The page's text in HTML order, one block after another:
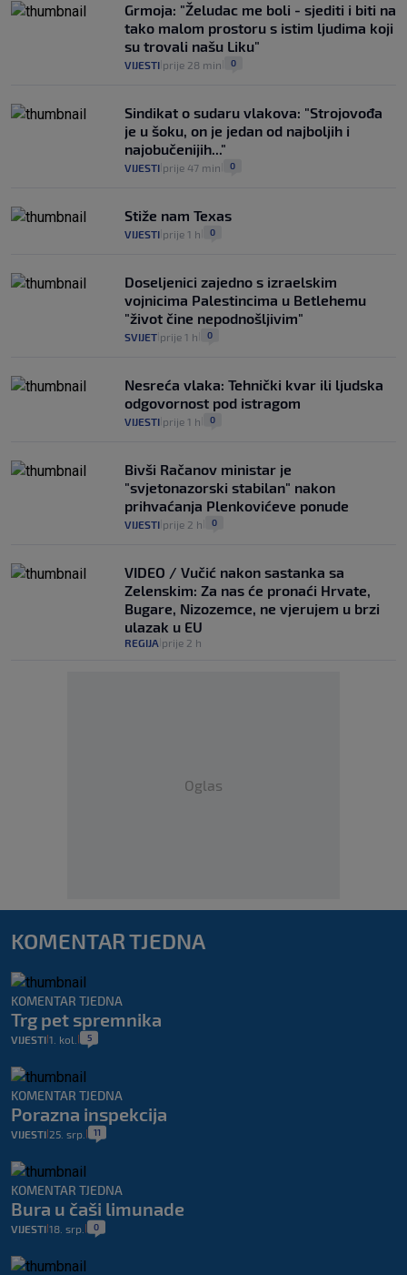
Grmoja: "Želudac me boli - sjediti i biti na
tako malom prostoru s istim ljudima koji
su trovali našu Liku"
VIJESTI prije 28 min 0
Sindikat o sudaru vlakova: "Strojovođa
je u šoku, on je jedan od najboljih i
najobučenijih..."
VIJESTI prije 47 min 0
Stiže nam Texas
VIJESTI prije 1 h 0
Doseljenici zajedno s izraelskim
vojnicima Palestincima u Betlehemu
"život čine nepodnošljivim"
SVIJET prije 1 h 0
Nesreća vlaka: Tehnički kvar ili ljudska
odgovornost pod istragom
VIJESTI prije 1 h 0
Bivši Račanov ministar je
"svjetonazorski stabilan" nakon
prihvaćanja Plenkovićeve ponude
VIJESTI prije 2 h 0
VIDEO / Vučić nakon sastanka sa
Zelenskim: Za nas će pronaći Hrvate,
Bugare, Nizozemce, ne vjerujem u brzi
ulazak u EU
REGIJA prije 2 h
Oglas
KOMENTAR TJEDNA
KOMENTAR TJEDNA
Trg pet spremnika
VIJESTI 1. kol. 5
KOMENTAR TJEDNA
Porazna inspekcija
VIJESTI 25. srp. 11
KOMENTAR TJEDNA
Bura u čaši limunade
VIJESTI 18. srp. 0